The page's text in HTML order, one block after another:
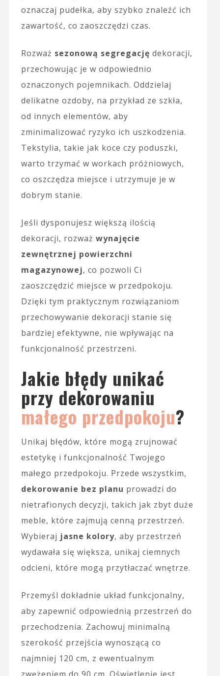
oznaczaj pudełka, aby szybko znaleźć ich
zawartość, co zaoszczędzi czas.
Rozważ sezonową segregację dekoracji,
przechowując je w odpowiednio
oznaczonych pojemnikach. Oddzielaj
delikatne ozdoby, na przykład ze szkła,
od innych elementów, aby
zminimalizować ryzyko ich uszkodzenia.
Tekstylia, takie jak koce czy poduszki,
warto trzymać w workach próżniowych,
co oszczędza miejsce i utrzymuje je w
dobrym stanie.
Jeśli dysponujesz większą ilością
dekoracji, rozważ wynajęcie
zewnętrznej powierzchni
magazynowej, co pozwoli Ci
zaoszczędzić miejsce w przedpokoju.
Dzięki tym praktycznym rozwiązaniom
przechowywanie dekoracji stanie się
bardziej efektywne, nie wpływając na
funkcjonalność przestrzeni.
Jakie błędy unikać
przy dekorowaniu
małego przedpokoju?
Unikaj błędów, które mogą zrujnować
estetykę i funkcjonalność Twojego
małego przedpokoju. Przede wszystkim,
dekorowanie bez planu prowadzi do
nietrafionych decyzji, takich jak zbyt duże
meble, które zajmują cenną przestrzeń.
Wybieraj jasne kolory, aby przestrzeń
wydawała się większa, unikaj ciemnych
odcieni, które mogą przytłaczać wnętrze.
Przemyśl dokładnie układ funkcjonalny,
aby zapewnić odpowiednią przestrzeń do
przechodzenia. Zachowuj minimalną
szerokość przejścia wynoszącą co
najmniej 120 cm, z ewentualnym